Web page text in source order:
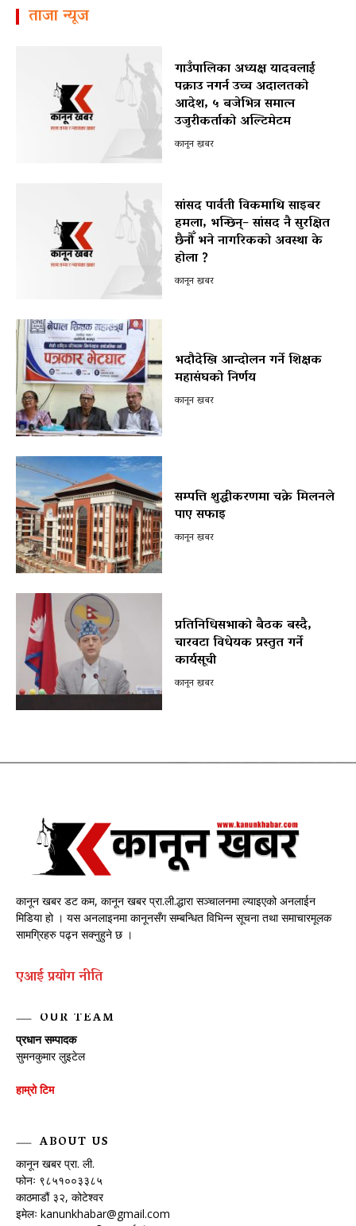
ताजा न्यूज
गाउँपालिका अध्यक्ष यादवलाई
पक्राउ नगर्न उच्च अदालतको
आदेश, ५ बजेभित्र समात्न
उजुरीकर्ताको अल्टिमेटम
कानून खबर
सांसद पार्वती विकमाथि साइबर
हमला, भन्छिन्– सांसद नै सुरक्षित
छैनौँ भने नागरिकको अवस्था के
होला ?
कानून खबर
भदौदेखि आन्दोलन गर्ने शिक्षक
महासंघको निर्णय
कानून खबर
सम्पत्ति शुद्धीकरणमा चक्रे मिलनले
पाए सफाइ
कानून खबर
प्रतिनिधिसभाको बैठक बस्दै,
चारवटा विधेयक प्रस्तुत गर्ने
कार्यसूची
कानून खबर
कानून खबर डट कम, कानून खबर प्रा.ली.द्धारा सञ्चालनमा ल्याइएको अनलाईन
मिडिया हो । यस अनलाइनमा कानूनसँग सम्बन्धित विभिन्न सूचना तथा समाचारमूलक
सामग्रिहरु पढ्न सक्नुहुने छ ।
एआई प्रयाेग नीति
OUR TEAM
प्रधान सम्पादक
सुमनकुमार लुइटेल
हाम्रो टिम
ABOUT US
कानून खबर प्रा. ली.
फोनः ९८५१००३३८५
काठमाडौं ३२, कोटेश्वर
इमेलः kanunkhabar@gmail.com